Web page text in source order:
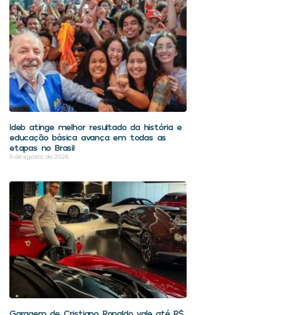
Ideb atinge melhor resultado da história e
educação básica avança em todas as
etapas no Brasil
6 de agosto de 2026